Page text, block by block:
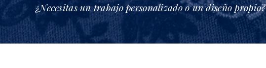
¿Necesitas un trabajo personalizado o un diseño propio?